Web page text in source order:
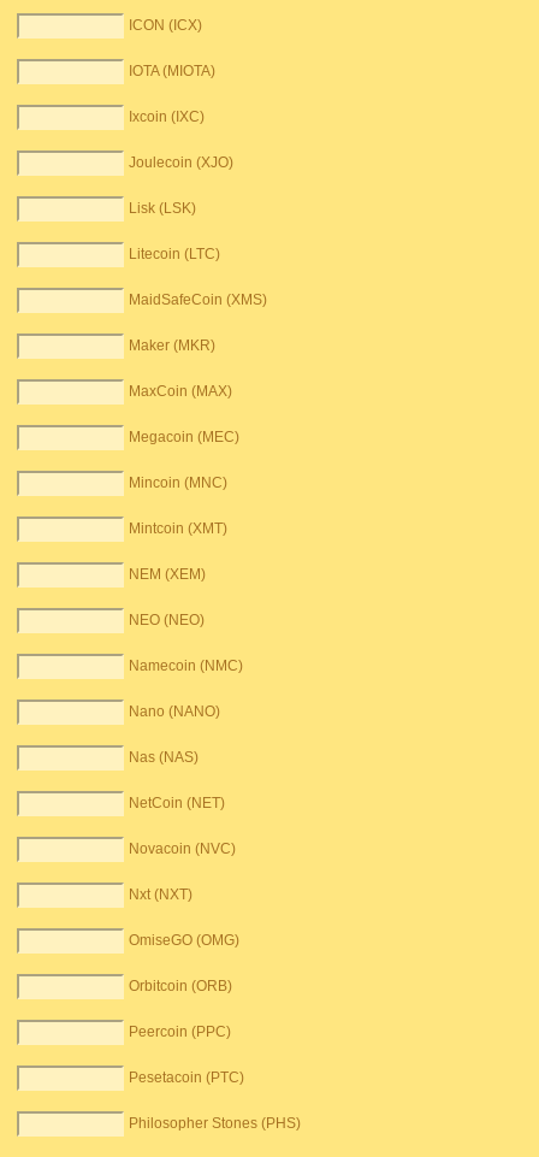
ICON (ICX)
IOTA (MIOTA)
Ixcoin (IXC)
Joulecoin (XJO)
Lisk (LSK)
Litecoin (LTC)
MaidSafeCoin (XMS)
Maker (MKR)
MaxCoin (MAX)
Megacoin (MEC)
Mincoin (MNC)
Mintcoin (XMT)
NEM (XEM)
NEO (NEO)
Namecoin (NMC)
Nano (NANO)
Nas (NAS)
NetCoin (NET)
Novacoin (NVC)
Nxt (NXT)
OmiseGO (OMG)
Orbitcoin (ORB)
Peercoin (PPC)
Pesetacoin (PTC)
Philosopher Stones (PHS)